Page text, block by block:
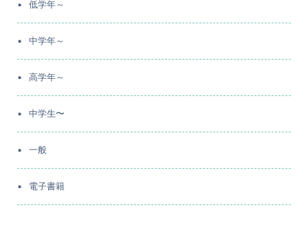
低学年～
中学年～
高学年～
中学生〜
一般
電子書籍